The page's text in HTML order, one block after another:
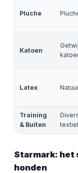
Pluche
Katoen
Latex
Training
& Buiten
Starmark: het
honden